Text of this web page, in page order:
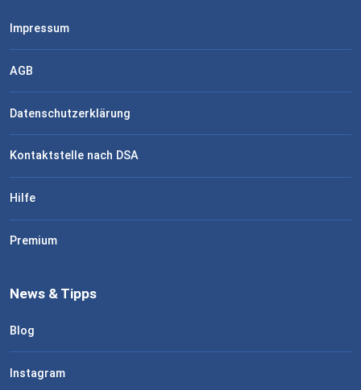
Impressum
AGB
Datenschutzerklärung
Kontaktstelle nach DSA
Hilfe
Premium
News & Tipps
Blog
Instagram